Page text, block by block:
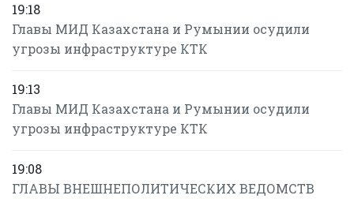
19:18
Главы МИД Казахстана и Румынии осудили
угрозы инфраструктуре КТК
19:13
Главы МИД Казахстана и Румынии осудили
угрозы инфраструктуре КТК
19:08
ГЛАВЫ ВНЕШНЕПОЛИТИЧЕСКИХ ВЕДОМСТВ